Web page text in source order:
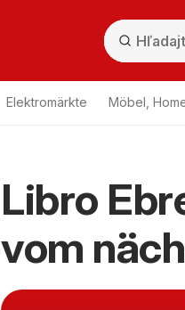
Elektromärkte Möbel,
Libro
vom